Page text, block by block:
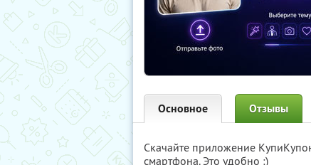
Основное Отзывы
Скачайте приложение
смартфона. Это удобно :)